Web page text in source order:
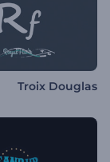
Troix Douglas